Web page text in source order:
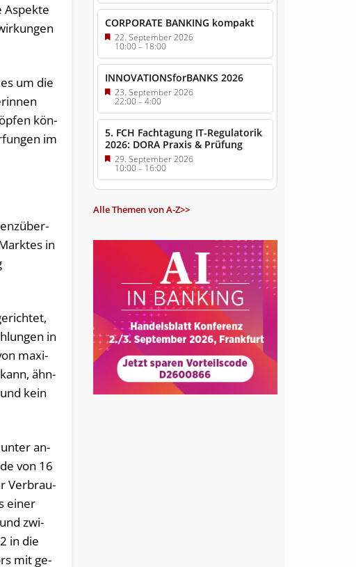
As­pek­te
um die
kön­
im
in
in
ma­xi­
ähn­
kein
unter an­
von 16
Ver­brau­
einer
zwi­
in die
mit ge­
CORPORATE BANKING kompakt
22. September 2026
10:00– 18:00
INNOVATIONSforBANKS 2026
23. September 2026
22:00–4:00
5. FCH Fachtagung IT-Regulatorik
2026: DORA Praxis & Prüfung
29. September 2026
10:00– 16:00
Alle Themen von A-Z>>